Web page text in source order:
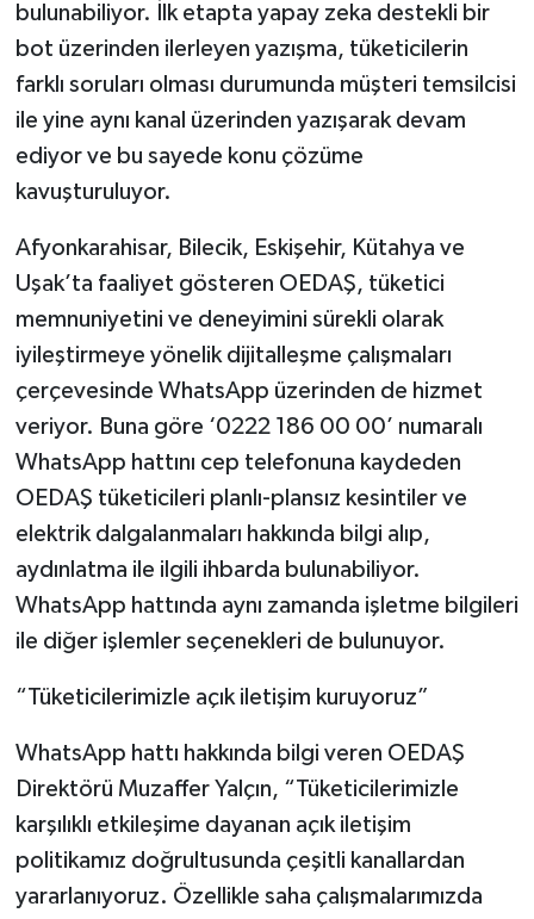
bulunabiliyor. İlk etapta yapay zeka destekli bir
bot üzerinden ilerleyen yazışma, tüketicilerin
farklı soruları olması durumunda müşteri temsilcisi
ile yine aynı kanal üzerinden yazışarak devam
ediyor ve bu sayede konu çözüme
kavuşturuluyor.
Afyonkarahisar, Bilecik, Eskişehir, Kütahya ve
Uşak’ta faaliyet gösteren OEDAŞ, tüketici
memnuniyetini ve deneyimini sürekli olarak
iyileştirmeye yönelik dijitalleşme çalışmaları
çerçevesinde WhatsApp üzerinden de hizmet
veriyor. Buna göre ‘0222 186 00 00’ numaralı
WhatsApp hattını cep telefonuna kaydeden
OEDAŞ tüketicileri planlı-plansız kesintiler ve
elektrik dalgalanmaları hakkında bilgi alıp,
aydınlatma ile ilgili ihbarda bulunabiliyor.
WhatsApp hattında aynı zamanda işletme bilgileri
ile diğer işlemler seçenekleri de bulunuyor.
“Tüketicilerimizle açık iletişim kuruyoruz”
WhatsApp hattı hakkında bilgi veren OEDAŞ
Direktörü Muzaffer Yalçın, “Tüketicilerimizle
karşılıklı etkileşime dayanan açık iletişim
politikamız doğrultusunda çeşitli kanallardan
yararlanıyoruz. Özellikle saha çalışmalarımızda